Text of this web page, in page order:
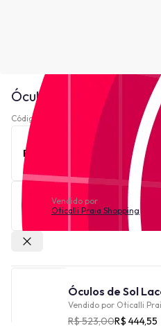
Óculos de Sol Lacoste
Código 220941-
Este produto está
Vendido por
Oticalli Praia Shopping
Vendido por Oticalli
R$ 523,00R$ 444,55